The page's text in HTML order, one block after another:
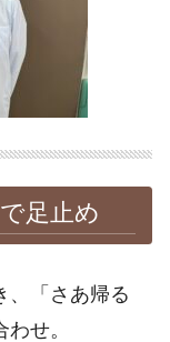
足止め
、「さあ帰る
せ。